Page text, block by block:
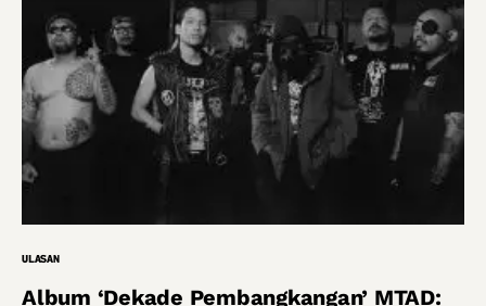
ULASAN
Album ‘Dekade Pembangkangan’ MTAD: